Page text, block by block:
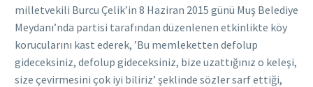
milletvekili Burcu Çelik’in 8 Haziran 2015 günü Muş Belediye
Meydanı’nda partisi tarafından düzenlenen etkinlikte köy
korucularını kast ederek, ’Bu memleketten defolup
gideceksiniz, defolup gideceksiniz, bize uzattığınız o keleşi,
size çevirmesini çok iyi biliriz’ şeklinde sözler sarf ettiği,